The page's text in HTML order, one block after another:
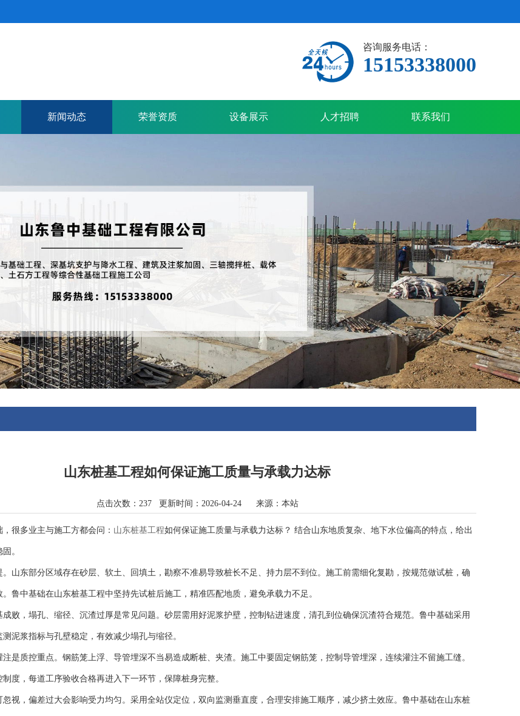
咨询服务电话：
15153338000
新闻动态 荣誉资质 设备展示 人才招聘 联系我们
山东桩基工程如何保证施工质量与承载力达标
点击次数：237 更新时间：2026-04-24 来源：本站
很多业主与施工方都会问： 山东桩基工程如何保证施工质量与承载力达标？ 结合山东地质复杂、地下水位偏高的特点，给出
。
山东部分区域存在砂层、软土、回填土，勘察不准易导致桩长不足、持力层不到位。施工前需细化复勘，按规范做试桩，确
鲁中基础在山东桩基工程中坚持先试桩后施工，精准匹配地质，避免承载力不足。
成败，塌孔、缩径、沉渣过厚是常见问题。砂层需用好泥浆护壁，控制钻进速度，清孔到位确保沉渣符合规范。鲁中基础采用
泥浆指标与孔壁稳定，有效减少塌孔与缩径。
是质控重点。钢筋笼上浮、导管埋深不当易造成断桩、夹渣。施工中要固定钢筋笼，控制导管埋深，连续灌注不留施工缝。
度，每道工序验收合格再进入下一环节，保障桩身完整。
视，偏差过大会影响受力均匀。采用全站仪定位，双向监测垂直度，合理安排施工顺序，减少挤土效应。鲁中基础在山东桩